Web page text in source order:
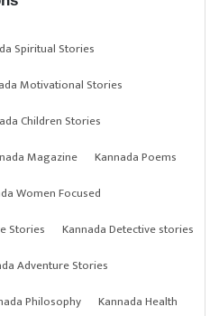
Spiritual Stories
Motivational Stories
Children Stories
Magazine
Kannada Poems
Women Focused
Stories
Kannada Detective stories
Adventure Stories
Philosophy
Kannada Health